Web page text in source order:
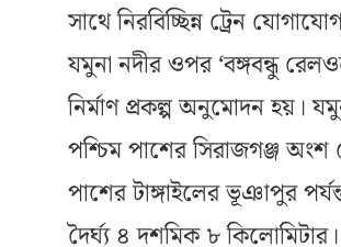
সাথে নিরবিচ্ছিন্ন ট্রেন
যমুনা নদীর ওপর ‘বঙ্গবন্ধু
নির্মাণ প্রকল্প অনুমোদন হয়।
পশ্চিম পাশের সিরাজগঞ্জ অংশ
পাশের টাঙ্গাইলের ভূঞাপুর
দৈর্ঘ্য ৪ দশমিক ৮